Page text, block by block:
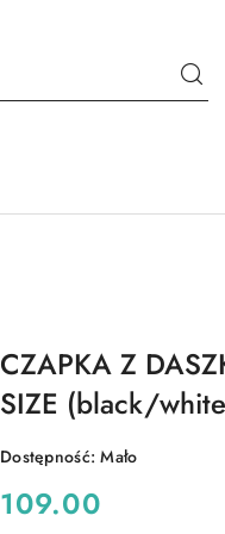
CZAPKA Z
SIZE (black/
Dostępność:Mało
cena:
109.00